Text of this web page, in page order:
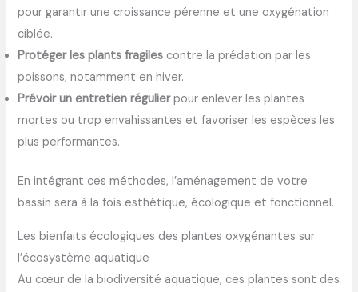
pour garantir une croissance pérenne et une oxygénation
ciblée.
Protéger les plants fragiles contre la prédation par les
poissons, notamment en hiver.
Prévoir un entretien régulierpour enlever les plantes
mortes ou trop envahissantes et favoriser les espèces les
plus performantes.
En intégrant ces méthodes, l’aménagement de votre
bassin sera à la fois esthétique, écologique et fonctionnel.
Les bienfaits écologiques des plantes oxygénantes sur
l’écosystème aquatique
Au cœur de la biodiversité aquatique, ces plantes sont des